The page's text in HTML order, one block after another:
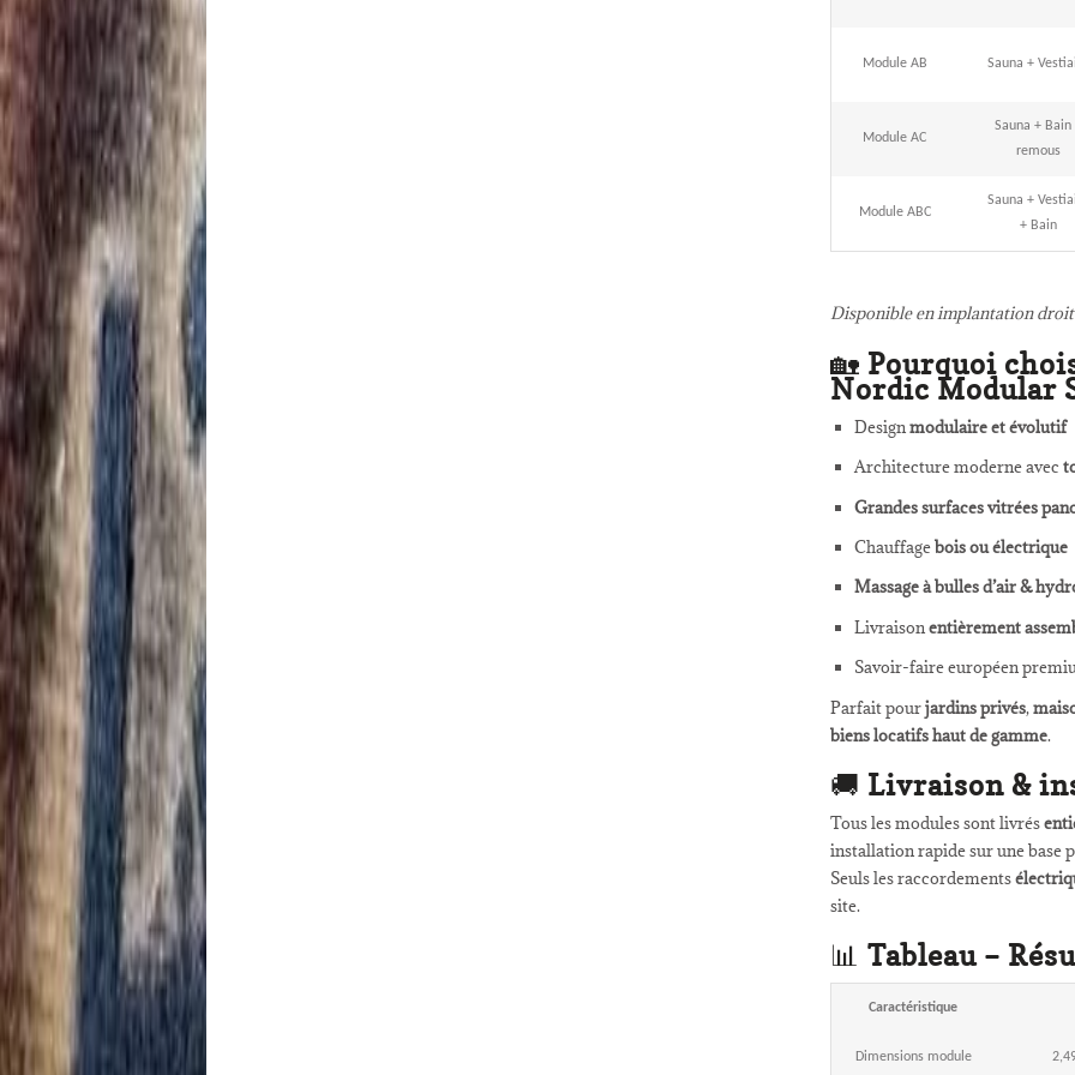
Module AB Sauna +
Module AC
Sauna + Bain
remous
Module ABC
Sauna +
+ Bain
Disponible en implantation
🏡 Pourquoi
Nordic Modular
Designmodulaire et évolutif
Architecture moderne avec
Grandes surfaces vitrées
Chauffagebois ou électrique
Massage à bulles d’air &
Livraisonentièrement
Savoir-faire européen
Parfait pourjardins privés,
biens locatifs haut de gamme.
🚚 Livraison &
Tous les modules sont livrés
installation rapide sur une base
Seuls les raccordements
site.
📊 Tableau –
Caractéristique
Dimensions module